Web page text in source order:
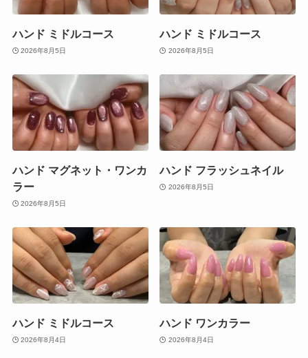
ハンド ミドルコース
2026年8月5日
ハンド ミドルコース
2026年8月5日
ハンド マグネット・ワンカ
ラー
2026年8月5日
ハンド フラッシュネイル
2026年8月5日
ハンド ミドルコース
2026年8月4日
ハンド ワンカラー
2026年8月4日